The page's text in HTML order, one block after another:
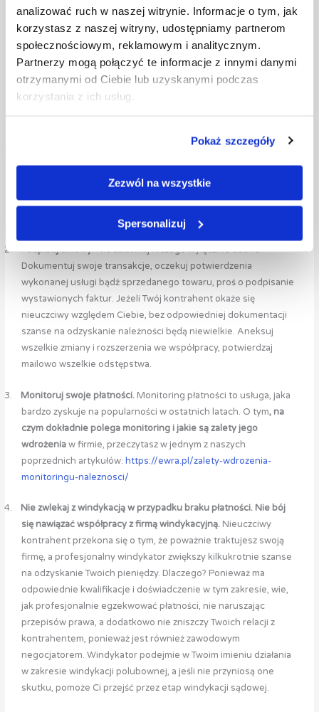
analizować ruch w naszej witrynie. Informacje o tym, jak
korzystasz z naszej witryny, udostępniamy partnerom
społecznościowym, reklamowym i analitycznym.
Partnerzy mogą połączyć te informacje z innymi danymi
otrzymanymi od Ciebie lub uzyskanymi podczas
korzystania z ich usług.
Pokaż szczegóły
Zezwól na wszystkie
Spersonalizuj
faktur. Co więcej, nieuczciwi przedsiębiorcy utrzymują się na
rynku przez lata, a bierni wierzyciele są zmuszeni zamknąć
biznes niejednokrotnie przez utratę płynności finansowej
(spowodowaną brakiem środków do dalszego funkcjonowania).
Jak nie paść ofiarą nieuczciwego kontrahenta?
przedstawiamy działania, które możesz podjąć już teraz – w
społecznościowych i opinii pozostawionych o czyjejś firmie,
przez zwykłą bazę CEiDG oraz KRS. Istotne w tej kwestii jest
również Biuro Informacji Gospodarczej.
2. Podpisuj umowy. Nie załatwiaj niczego wyłącznie ustnie.
Dokumentuj swoje transakcje, oczekuj potwierdzenia
wykonanej usługi bądź sprzedanego towaru, proś o podpisanie
wystawionych faktur. Jeżeli Twój kontrahent okaże się
nieuczciwy względem Ciebie, bez odpowiedniej dokumentacji
szanse na odzyskanie należności będą niewielkie. Aneksuj
wszelkie zmiany i rozszerzenia we współpracy, potwierdzaj
mailowo wszelkie odstępstwa.
3. Monitoruj swoje płatności.Monitoring płatności to usługa, jaka
bardzo zyskuje na popularności w ostatnich latach. O tym, na
czym dokładnie polega monitoring i jakie są zalety jego
wdrożeniaw firmie, przeczytasz w jednym z naszych
poprzednich artykułów: https://ewra.pl/zalety-wdrozenia-
monitoringu-naleznosci/
4.
Nie zwlekaj z windykacją w przypadku braku płatności. Nie bój
się nawiązać współpracy z firmą windykacyjną.Nieuczciwy
kontrahent przekona się o tym, że poważnie traktujesz swoją
firmę, a profesjonalny windykator zwiększy kilkukrotnie szanse
na odzyskanie Twoich pieniędzy. Dlaczego? Ponieważ ma
odpowiednie kwalifikacje i doświadczenie w tym zakresie, wie,
jak profesjonalnie egzekwować płatności, nie naruszając
przepisów prawa, a dodatkowo nie zniszczy Twoich relacji z
kontrahentem, ponieważ jest również zawodowym
negocjatorem. Windykator podejmie w Twoim imieniu działania
w zakresie windykacji polubownej, a jeśli nie przyniosą one
skutku, pomoże Ci przejść przez etap windykacji sądowej.